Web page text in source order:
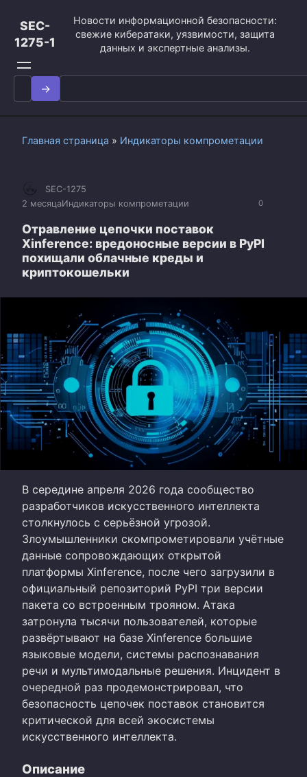
контенту
SEC-
1275-1
Новости информационной безопасности:
свежие кибератаки, уязвимости, защита
данных и экспертные анализы.
Search
for:
Главная страница » Индикаторы компрометации
0
SEC-1275
2 месяцаИндикаторы компрометации
Отравление цепочки поставок
Xinference: вредоносные версии в PyPI
похищали облачные креды и
криптокошельки
В середине апреля 2026 года сообщество
разработчиков искусственного интеллекта
столкнулось с серьёзной угрозой.
Злоумышленники скомпрометировали учётные
данные сопровождающих открытой
платформы Xinference, после чего загрузили в
официальный репозиторий PyPI три версии
пакета со встроенным трояном. Атака
затронула тысячи пользователей, которые
развёртывают на базе Xinference большие
языковые модели, системы распознавания
речи и мультимодальные решения. Инцидент в
очередной раз продемонстрировал, что
безопасность цепочек поставок становится
критической для всей экосистемы
искусственного интеллекта.
Описание